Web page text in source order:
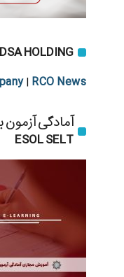
HOLDING
| RCO News
آمادگی آزمون
ESOL SELT